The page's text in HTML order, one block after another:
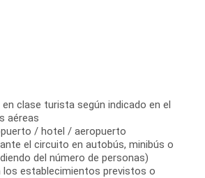
en clase turista según indicado en el
aéreas
/ hotel / aeropuerto
el circuito en autobús, minibús o
del número de personas)
los establecimientos previstos o